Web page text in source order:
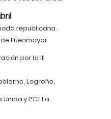
republicana.
Fuenmayor.
por la III
Logroño.
y PCE La